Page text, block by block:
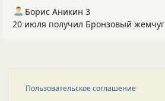
Борис Аникин 3
20 июля получил Бронзовый жемчуг
Пользовательское соглашение